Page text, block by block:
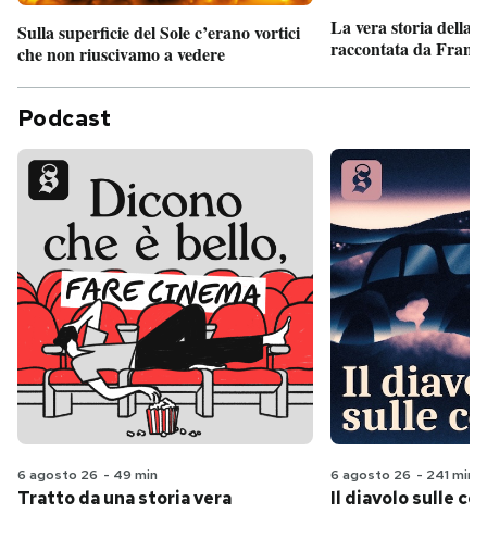
Sulla superficie del Sole c’erano vortici
che non riuscivamo a vedere
La vera storia della
raccontata da
Podcast
6 agosto 26 - 49 min
Tratto da una storia vera
6 agosto 26 - 241 min
Il diavolo sulle